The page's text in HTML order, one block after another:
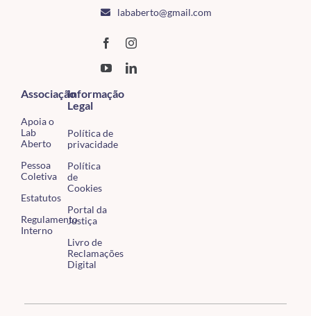
lababerto@gmail.com
Associação
Apoia o
Lab
Aberto
Pessoa
Coletiva
Estatutos
Regulamento
Interno
Informação
Legal
Política de
privacidade
Política
de
Cookies
Portal da
Justiça
Livro de
Reclamações
Digital